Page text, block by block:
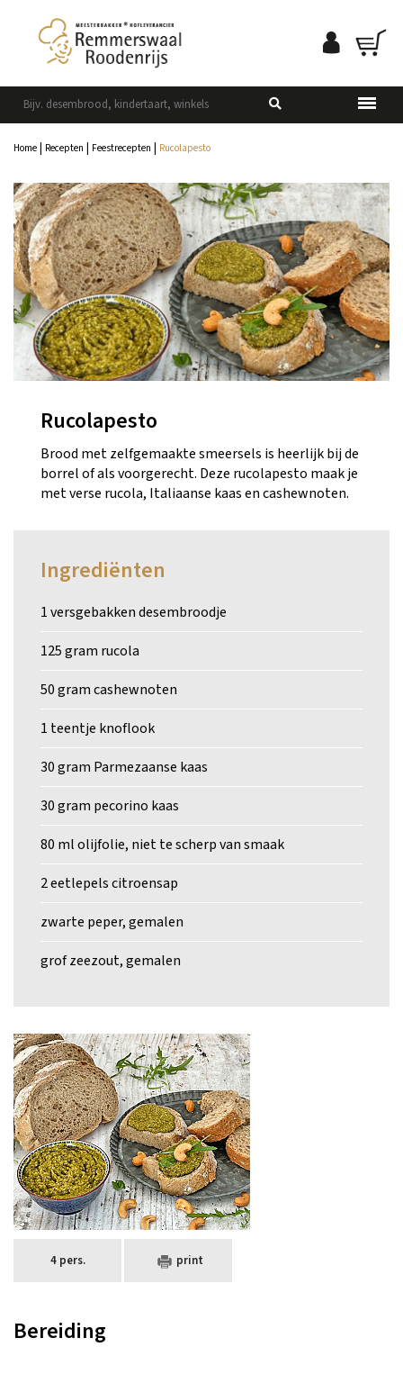
Home | Recepten | Feestrecepten | Rucolapesto
Rucolapesto
Brood met zelfgemaakte smeersels is heerlijk bij de
borrel of als voorgerecht. Deze rucolapesto maak je
met verse rucola, Italiaanse kaas en cashewnoten.
Ingrediënten
1 versgebakken desembroodje
125 gram rucola
50 gram cashewnoten
1 teentje knoflook
30 gram Parmezaanse kaas
30 gram pecorino kaas
80 ml olijfolie, niet te scherp van smaak
2 eetlepels citroensap
zwarte peper, gemalen
grof zeezout, gemalen
4 pers. print
Bereiding